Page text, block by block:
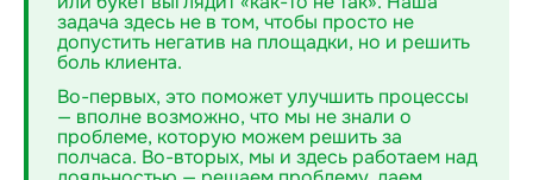
задача здесь не в том, чтобы просто не
допустить негатив на площадки, но и решить
боль клиента.
Во-первых, это поможет улучшить процессы
— вполне возможно, что мы не знали о
проблеме, которую можем решить за
полчаса. Во-вторых, мы и здесь работаем над